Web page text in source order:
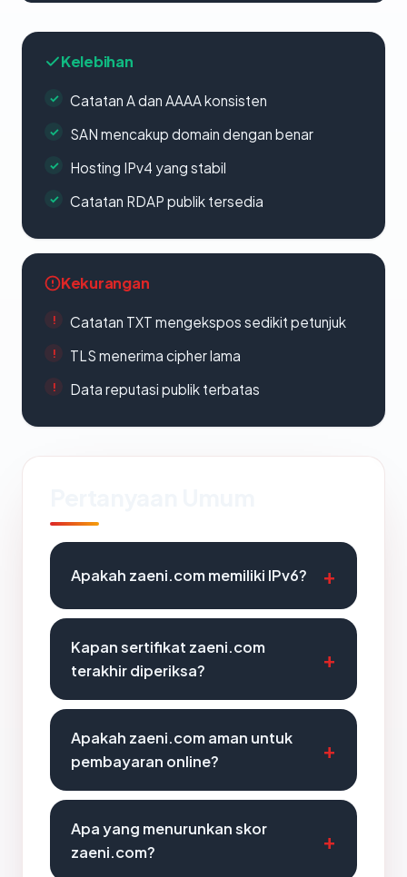
Kelebihan
Catatan A dan AAAA konsisten
SAN mencakup domain dengan benar
Hosting IPv4 yang stabil
Catatan RDAP publik tersedia
Kekurangan
Catatan TXT mengekspos sedikit petunjuk
TLS menerima cipher lama
Data reputasi publik terbatas
Apakah zaeni.com memiliki IPv6?
Kapan sertifikat zaeni.com
terakhir diperiksa?
Apakah zaeni.com aman untuk
pembayaran online?
Apa yang menurunkan skor
zaeni.com?